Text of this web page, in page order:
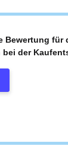
Bewertung für
bei der